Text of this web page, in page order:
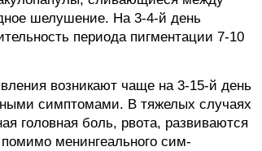
шелушение. На 3-4-й день
периода пигментации 7-10
возникают чаще на 3-15-й день
симптомами. В тяжелых случаях
головная боль, рвота, развиваются
менингеального сим-